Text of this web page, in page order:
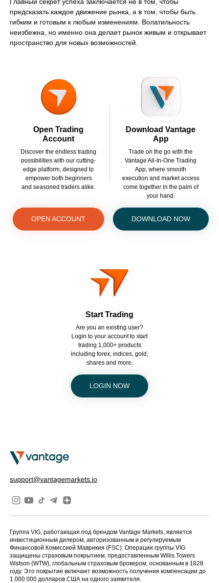
предсказать каждое движение рынка, а в том, чтобы быть
гибким и готовым к любым изменениям. Волатильность
неизбежна, но именно она делает рынок живым и открывает
пространство для новых возможностей.
Open Trading
Account
Discover the endless trading
possibilities with our cutting-
edge platform, designed to
empower both beginners
and seasoned traders alike.
OPEN ACCOUNT
Download Vantage
App
Trade on the go with the
Vantage All-In-One Trading
App, where smooth
execution and market access
come together in the palm of
your hand.
DOWNLOAD NOW
Start Trading
Are you an existing user?
Login to your account to start
trading 1,000+ products
including forex, indices, gold,
shares and more.
LOGIN NOW
support@vantagemarkets.io
Группа VIG, работающая под брендом Vantage Markets, является
инвестиционным дилером, авторизованным и регулируемым
Финансовой Комиссией Маврикия (FSC). Операции группы VIG
защищены страховым покрытием, предоставленным Willis Towers
Watson (WTW), глобальным страховым брокером, основанным в 1828
году. Это покрытие включает возможность получения компенсации до
1 000 000 долларов США на одного заявителя.